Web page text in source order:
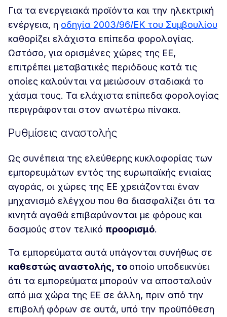
Για τα ενεργειακά προϊόντα και την ηλεκτρική
ενέργεια, η οδηγία 2003/96/ΕΚ του Συμβουλίου
καθορίζει ελάχιστα επίπεδα φορολογίας.
Ωστόσο, για ορισμένες χώρες της ΕΕ,
επιτρέπει μεταβατικές περιόδους κατά τις
οποίες καλούνται να μειώσουν σταδιακά το
χάσμα τους. Τα ελάχιστα επίπεδα φορολογίας
περιγράφονται στον ανωτέρω πίνακα.
Ρυθμίσεις αναστολής
Ως συνέπεια της ελεύθερης κυκλοφορίας των
εμπορευμάτων εντός της ευρωπαϊκής ενιαίας
αγοράς, οι χώρες της ΕΕ χρειάζονται έναν
μηχανισμό ελέγχου που θα διασφαλίζει ότι τα
κινητά αγαθά επιβαρύνονται με φόρους και
δασμούς στον τελικό προορισμό.
Τα εμπορεύματα αυτά υπάγονται συνήθως σε
καθεστώς αναστολής, το οποίο υποδεικνύει
ότι τα εμπορεύματα μπορούν να αποσταλούν
από μια χώρα της ΕΕ σε άλλη, πριν από την
επιβολή φόρων σε αυτά, υπό την προϋπόθεση